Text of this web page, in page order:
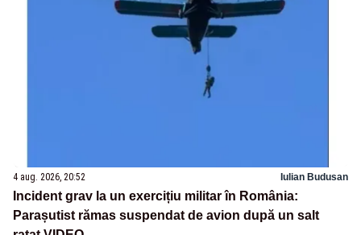
4 aug. 2026, 20:52 Iulian Budusan
Incident grav la un exercițiu militar în România:
Parașutist rămas suspendat de avion după un salt